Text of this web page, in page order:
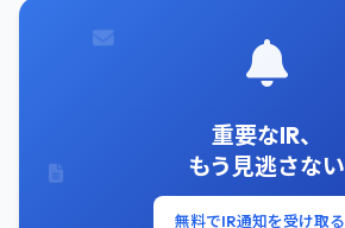
重要なIR、
もう見逃さない
無料でIR通知を受け取る